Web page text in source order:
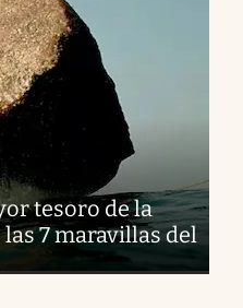
tesoro de la
7 maravillas del